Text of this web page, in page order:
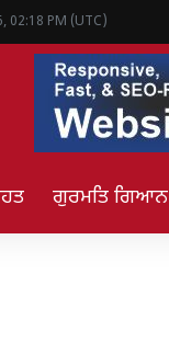
02:18 PM (UTC)
ਗੁਰਮਤਿ ਗਿਆਨ